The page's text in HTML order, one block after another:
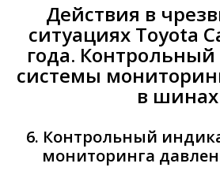
Действия в
ситуациях Toyota
года.
системы
в шинах
6. Контрольный
мониторинга